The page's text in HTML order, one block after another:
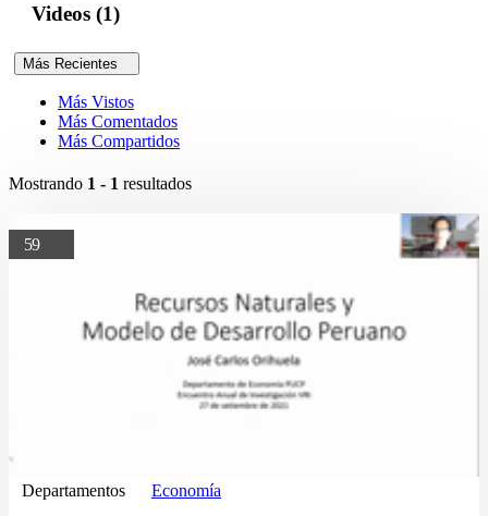
Videos (1)
Más Recientes
Más Vistos
Más Comentados
Más Compartidos
Mostrando 1 - 1 resultados
59
Departamentos Economía